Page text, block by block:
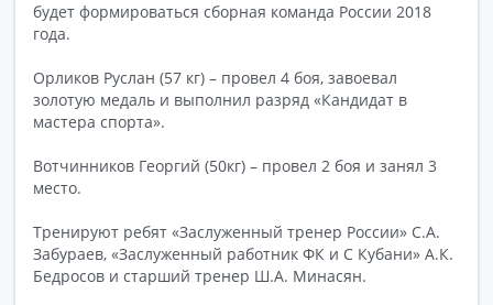
будет формироваться сборная команда России 2018
года.
Орликов Руслан (57 кг) – провел 4 боя, завоевал
золотую медаль и выполнил разряд «Кандидат в
мастера спорта».
Вотчинников Георгий (50кг) – провел 2 боя и занял 3
место.
Тренируют ребят «Заслуженный тренер России» С.А.
Забураев, «Заслуженный работник ФК и С Кубани» А.К.
Бедросов и старший тренер Ш.А. Минасян.